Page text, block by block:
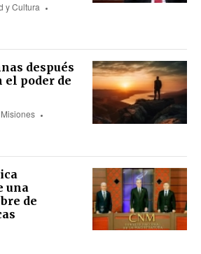
y Cultura
después
el poder de
una
de